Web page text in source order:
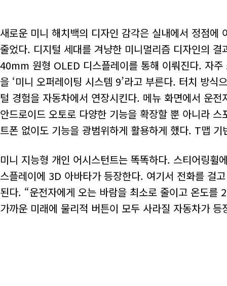
새로운 미니 해치백의 디자인 감각은 실내에서 정점
줄었다. 디지털 세대를 겨냥한 미니멀리즘 디자인의
40mm 원형 OLED 디스플레이를 통해 이뤄진다. 자
을 ‘미니 오퍼레이팅 시스템 9’라고 부른다. 터치 방
털 경험을 자동차에서 연장시킨다. 메뉴 화면에서 운
안드로이드 오토로 다양한 기능을 확장할 뿐 아니라
트폰 없이도 기능을 광범위하게 활용하게 했다. T맵
미니 지능형 개인 어시스턴트는 똑똑하다. 스티어링
스플레이에 3D 아바타가 등장한다. 여기서 전화를 걸
된다. “운전자에게 오는 바람을 최소로 줄이고 온도를
가까운 미래에 물리적 버튼이 모두 사라질 자동차가 등